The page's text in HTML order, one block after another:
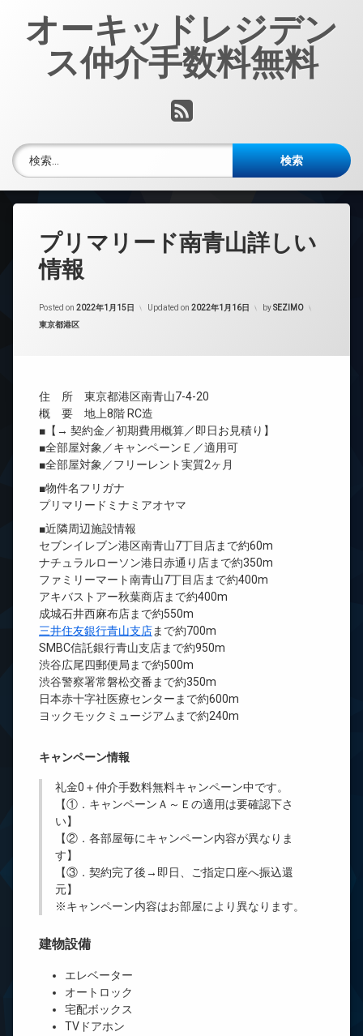
オーキッドレジデン
ス仲介手数料無料
RSS
検索:
プリマリード南青山詳しい
情報
Posted on 2022年1月15日 Updated on 2022年1月16日 bySEZIMO
カテゴリー:
東京都港区
住 所 東京都港区南青山7-4-20
概 要 地上8階 RC造
■【→ 契約金／初期費用概算／即日お見積り】
■全部屋対象／キャンペーンＥ／適用可
■全部屋対象／フリーレント実質2ヶ月
■物件名フリガナ
プリマリードミナミアオヤマ
■近隣周辺施設情報
セブンイレブン港区南青山7丁目店まで約60m
ナチュラルローソン港日赤通り店まで約350m
ファミリーマート南青山7丁目店まで約400m
アキバストアー秋葉商店まで約400m
成城石井西麻布店まで約550m
三井住友銀行青山支店まで約700m
SMBC信託銀行青山支店まで約950m
渋谷広尾四郵便局まで約500m
渋谷警察署常磐松交番まで約350m
日本赤十字社医療センターまで約600m
ヨックモックミュージアムまで約240m
キャンペーン情報
礼金0 ＋仲介手数料無料キャンペーン中です。
【①．キャンペーンＡ～Ｅの適用は要確認下さ
い】
【②．各部屋毎にキャンペーン内容が異なりま
す】
【③．契約完了後→即日、ご指定口座へ振込還
元】
※キャンペーン内容はお部屋により異なります。
建物設備
エレベーター
オートロック
宅配ボックス
TVドアホン